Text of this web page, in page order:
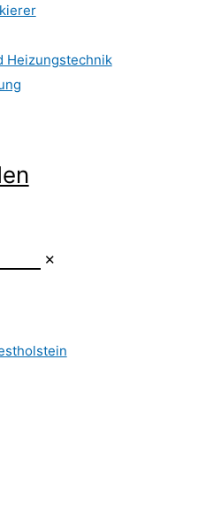
Heizungstechnik
✕